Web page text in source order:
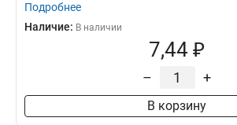
Подробнее
Наличие: В наличии
7,44 ₽
– +
В корзину